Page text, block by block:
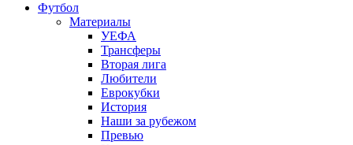
Футбол
Материалы
УЕФА
Трансферы
Вторая лига
Любители
Еврокубки
История
Наши за рубежом
Превью